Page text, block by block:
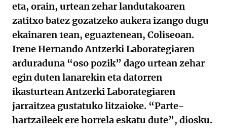
eta, orain, urtean zehar landutakoaren
zatitxo batez gozatzeko aukera izango dugu
ekainaren 1ean, eguaztenean, Coliseoan.
Irene Hernando Antzerki Laborategiaren
arduraduna “oso pozik” dago urtean zehar
egin duten lanarekin eta datorren
ikasturtean Antzerki Laborategiaren
jarraitzea gustatuko litzaioke. “Parte-
hartzaileek ere horrela eskatu dute”, diosku.